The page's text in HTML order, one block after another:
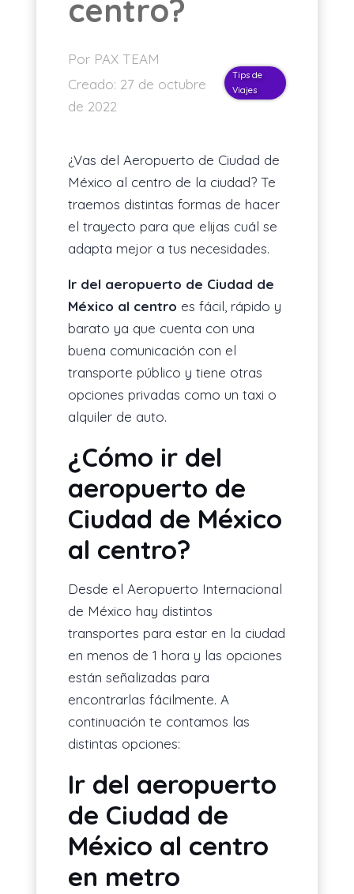
centro?
Por PAX TEAM
Creado: 27 de octubre
de 2022
Tips de
Viajes
¿Vas del Aeropuerto de Ciudad de
México al centro de la ciudad? Te
traemos distintas formas de hacer
el trayecto para que elijas cuál se
adapta mejor a tus necesidades.
Ir del aeropuerto de Ciudad de
México al centro es fácil, rápido y
barato ya que cuenta con una
buena comunicación con el
transporte público y tiene otras
opciones privadas como un taxi o
alquiler de auto.
¿Cómo ir del
aeropuerto de
Ciudad de México
al centro?
Desde el Aeropuerto Internacional
de México hay distintos
transportes para estar en la ciudad
en menos de 1 hora y las opciones
están señalizadas para
encontrarlas fácilmente. A
continuación te contamos las
distintas opciones:
Ir del aeropuerto
de Ciudad de
México al centro
en metro